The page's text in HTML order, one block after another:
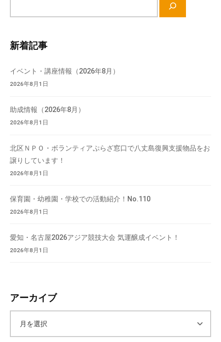
検
新着記事
イベント・講座情報（2026年8月）
2026年8月1日
助成情報（2026年8月）
2026年8月1日
北区ＮＰＯ・ボランティアぷらざ窓口で八丈島復興支援物品をお
譲りしています！
2026年8月1日
保育園・幼稚園・学校での活動紹介！No.110
2026年8月1日
愛知・名古屋2026アジア競技大会 気運醸成イベント！
2026年8月1日
アーカイブ